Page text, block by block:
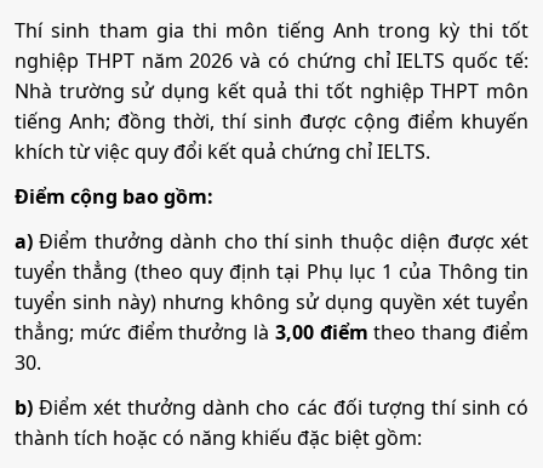
Mã ngành:7510201
Tổ hợp:A00; A01; B00; D01; D07; C01; C03; C04; C14;
X03; X23
Công nghệ kỹ thuật điện, điện tử
Mã ngành:7510301
Tổ hợp: A00; A01; B00; D01; D07; C01; C03; C04; C14;
X03; X23
Quản lý công nghiệp
Thí sinh tham gia thi môn tiếng Anh trong kỳ thi tốt
nghiệp THPT năm 2026 và có chứng chỉ IELTS quốc tế:
Nhà trường sử dụng kết quả thi tốt nghiệp THPT môn
tiếng Anh; đồng thời, thí sinh được cộng điểm khuyến
khích từ việc quy đổi kết quả chứng chỉ IELTS.
Điểm cộng bao gồm:
a) Điểm thưởng dành cho thí sinh thuộc diện được xét
tuyển thẳng (theo quy định tại Phụ lục 1 của Thông tin
tuyển sinh này) nhưng không sử dụng quyền xét tuyển
thẳng; mức điểm thưởng là 3,00 điểm theo thang điểm
30.
b) Điểm xét thưởng dành cho các đối tượng thí sinh có
thành tích hoặc có năng khiếu đặc biệt gồm: